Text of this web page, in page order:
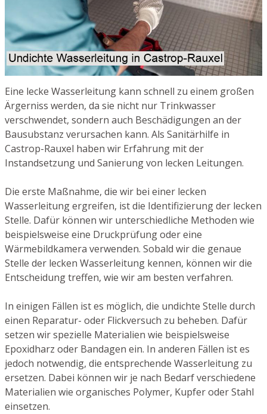
Eine lecke Wasserleitung kann schnell zu einem großen
Ärgerniss werden, da sie nicht nur Trinkwasser
verschwendet, sondern auch Beschädigungen an der
Bausubstanz verursachen kann. Als Sanitärhilfe in
Castrop-Rauxel haben wir Erfahrung mit der
Instandsetzung und Sanierung von lecken Leitungen.
Die erste Maßnahme, die wir bei einer lecken
Wasserleitung ergreifen, ist die Identifizierung der lecken
Stelle. Dafür können wir unterschiedliche Methoden wie
beispielsweise eine Druckprüfung oder eine
Wärmebildkamera verwenden. Sobald wir die genaue
Stelle der lecken Wasserleitung kennen, können wir die
Entscheidung treffen, wie wir am besten verfahren.
In einigen Fällen ist es möglich, die undichte Stelle durch
einen Reparatur- oder Flickversuch zu beheben. Dafür
setzen wir spezielle Materialien wie beispielsweise
Epoxidharz oder Bandagen ein. In anderen Fällen ist es
jedoch notwendig, die entsprechende Wasserleitung zu
ersetzen. Dabei können wir je nach Bedarf verschiedene
Materialien wie organisches Polymer, Kupfer oder Stahl
einsetzen.